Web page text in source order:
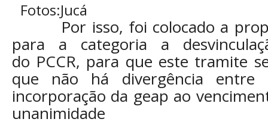
Fotos:Jucá
Por isso, foi colocado a
para a categoria a
do PCCR, para que este tramite
que não há divergência
incorporação da geap ao